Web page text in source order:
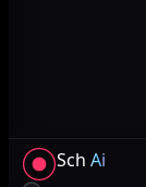
Sch Ai